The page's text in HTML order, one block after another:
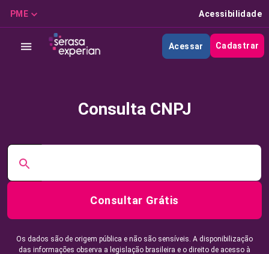
PME Acessibilidade
Acessar Cadastrar
Consulta CNPJ
Consultar Grátis
Os dados são de origem pública e não são sensíveis. A disponibilização
das informações observa a legislação brasileira e o direito de acesso à